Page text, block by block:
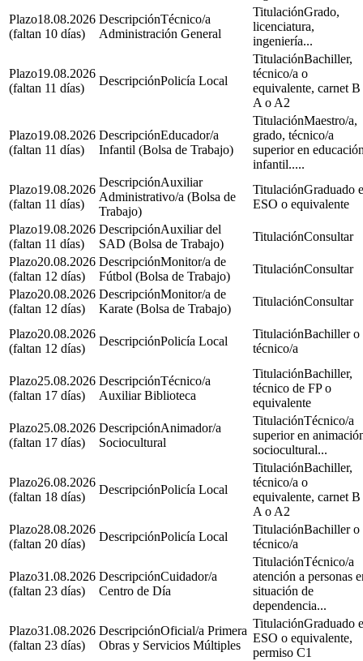
18.08.2026
(faltan 10 días)
Técnico/a
Administración General
Grado,
licenciatura,
ingeniería...
19.08.2026
(faltan 11 días)
Policía Local
Bachiller,
técnico/a o
equivalente, carnet
A o A2
19.08.2026
(faltan 11 días)
Educador/a
Infantil (Bolsa de Trabajo)
Maestro/a,
grado, técnico/a
superior en
infantil.....
19.08.2026
(faltan 11 días)
Auxiliar
Administrativo/a (Bolsa de
Trabajo)
Graduado
ESO o equivalente
19.08.2026
(faltan 11 días)
Auxiliar del
SAD (Bolsa de Trabajo)
Consultar
20.08.2026
(faltan 12 días)
Monitor/a de
Fútbol (Bolsa de Trabajo)
Consultar
20.08.2026
(faltan 12 días)
Monitor/a de
Karate (Bolsa de Trabajo)
Consultar
20.08.2026
(faltan 12 días)
Policía Local
Bachiller o
técnico/a
25.08.2026
(faltan 17 días)
Técnico/a
Auxiliar Biblioteca
Bachiller,
técnico de FP o
equivalente
25.08.2026
(faltan 17 días)
Animador/a
Sociocultural
Técnico/a
superior en
sociocultural...
26.08.2026
(faltan 18 días)
Policía Local
Bachiller,
técnico/a o
equivalente, carnet
A o A2
28.08.2026
(faltan 20 días)
Policía Local
Bachiller o
técnico/a
31.08.2026
(faltan 23 días)
Cuidador/a
Centro de Día
Técnico/a
atención a personas
situación de
dependencia...
31.08.2026
(faltan 23 días)
Oficial/a Primera
Obras y Servicios Múltiples
Graduado
ESO o equivalente,
permiso C1